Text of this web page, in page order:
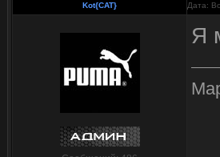
Kot{CAT} Дата:
Я